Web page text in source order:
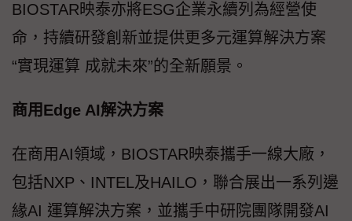
BIOSTAR映泰亦將ESG企業永續列為經營使
命，持續研發創新並提供更多元運算解決方案
“實現運算 成就未來”的全新願景。
商用Edge AI解決方案
在商用AI領域，BIOSTAR映泰攜手一線大廠，
包括NXP、INTEL及HAILO，聯合展出一系列邊
緣AI 運算解決方案，並攜手中研院團隊開發AI